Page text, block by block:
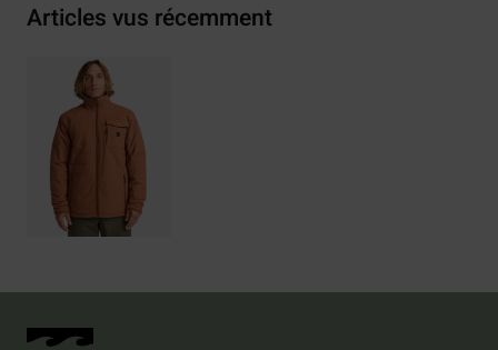
Articles vus récemment